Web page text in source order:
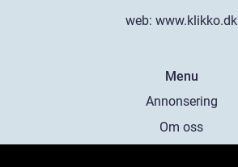
web: www.klikko.dk
Menu
Annonsering
Om oss